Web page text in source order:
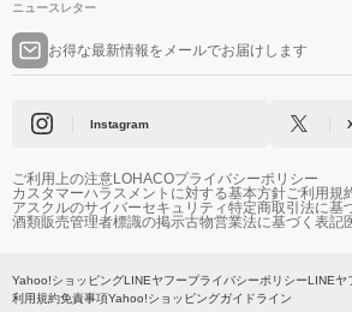
ニュースレター
お得な最新情報をメールでお届けします
Instagram
ご利用上の注意LOHACOプライバシーポリシー
カスタマーハラスメントに対する基本方針ご利用規
アスクルのサイバーセキュリティ特定商取引法に基
酒類販売管理者標識の掲示古物営業法に基づく表記
Yahoo!ショッピングLINEヤフープライバシーポリシーLINEヤ
利用規約免責事項Yahoo!ショッピングガイドライン